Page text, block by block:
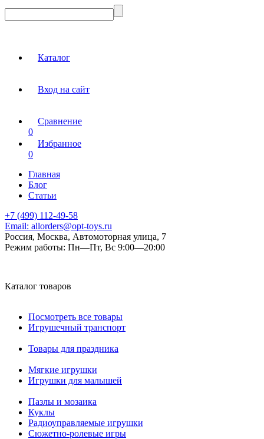
Каталог
Вход на сайт
Сравнение
0
Избранное
0
Главная
Блог
Статьи
+7 (499) 112-49-58
Email: allorders@opt-toys.ru
Россия, Москва, Автомоторная улица, 7
Режим работы: Пн—Пт, Вс 9:00—20:00
Каталог товаров
Посмотреть все товары
Игрушечный транспорт
Товары для праздника
Мягкие игрушки
Игрушки для малышей
Пазлы и мозаика
Куклы
Радиоуправляемые игрушки
Сюжетно-ролевые игры